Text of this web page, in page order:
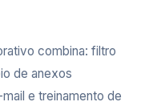
combina: filtro
de anexos
e treinamento de